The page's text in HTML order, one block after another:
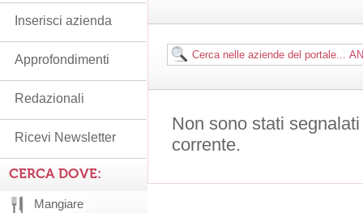
Non sono stati
corrente.
Inserisci azienda
Approfondimenti
Redazionali
Ricevi Newsletter
CERCA DOVE:
Mangiare